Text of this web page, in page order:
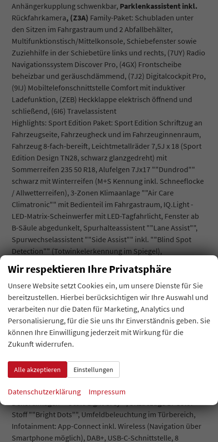
Anhängerkupplung schwenkbar, Parklenkassistent inkl.
Rückfahrkamera, (Z3A) Family-Paket: Schubladen unter
den Sitzen im Fahrgastraum und 2 Abfallbehälter,
Multifunktionstisch/Mittelkonsole, Schiebefenster sowie
Zuziehhilfe in der Schiebetüre links und rechts, (7UY) Radio
Navigationssystem Discover Pro, (4GX) Frontscheibe
beheizbar und geräuschdämmend, (7J2) Digitalcockpit Pro,
(9IJ) Mobiltelefonschnittstelle Comfort mit induktiver
Ladefunktion, (ZEB) Heckklappe elektrisch öffnend und
schließend, (6I6) Travelassistent
Highlights: Sport Edition Paket: Sport Edition Schriftzug an
Fahrzeugseite, Fahrzeugheck und im Fahrzeuginnenraum,
Fahrzeug 8-fach-bereift, Leichtmetallräder 7,5J x 18 (Sport
Edition Design TN28, schwarz glanzgedreht) mit
Sommerreifen 235 50 R18, Alufelgen 7Jx17 ""Dundrod""
schwarz mit Winterreifen (M+S Kennung inkl. Schneeflocke
/ Allwetterreifen), 3-Zonen Klimaanlage ""Air Care
Climatronic"" mit Bedienteil im Fahrgastraum, IQ.Light -
LED-Matrix-Scheinwerfer mit LED-Tagfahrlicht, Fenster ab
B-Säule abgedunkelt, Spurhalteassistent ""Lane Assist"",
Spurwechselassistent ""Side Assist"" inkl. ""Blind Spot
Detection"" (Totwinkelerkennung im Spiegel),
Werksanschlussgarantie auf 5 Jahre / max. 100.000 km.
Komfort und Funktion : Fernlichtregulierung ""Dynamic
Light Assist"", LED-Rückleuchten, Innenspiegel automatisch
abblendbar, Regensensor, ""Coming Home"" und
""Leaving Home""-Funktion, Multifunktionslederlenkrad
mit Schaltwippen, Schiebtüren links und rechts,
Höhenverstellbare Vordersitze, 3 Einzelsitze in
Fahrtrichtung im Fahrgastraum = 5 Sitzer,
Startsytem),
Optik: Außenspiegelgehäuse und Scheinwerferleiste in
Schwarz, Bodenbelag im Fahrgastraum Teppichboden,
Stoff ""Bright Dots"", Umfeldbeleuchtung im Türbereich,
Infotainment: App-Connect inkl. Wireless (Navigation über
Smartphone möglich), DAB+, USB-C-Schnittstelle, 8
Wir respektieren Ihre Privatsphäre
Unsere Website setzt Cookies ein, um unsere Dienste für Sie
bereitzustellen. Hierbei berücksichtigen wir Ihre Auswahl und
verarbeiten nur die Daten für Marketing, Analytics und
Personalisierung, für die Sie uns Ihr Einverständnis geben. Sie
können Ihre Einwilligung jederzeit mit Wirkung für die
Zukunft widerrufen.
Alle akzeptieren Einstellungen
Datenschutzerklärung Impressum